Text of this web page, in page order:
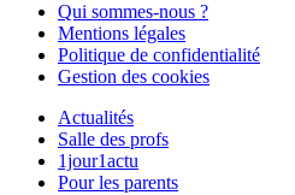
Qui sommes-nous ?
Mentions légales
Politique de confidentialité
Gestion des cookies
Actualités
Salle des profs
1jour1actu
Pour les parents